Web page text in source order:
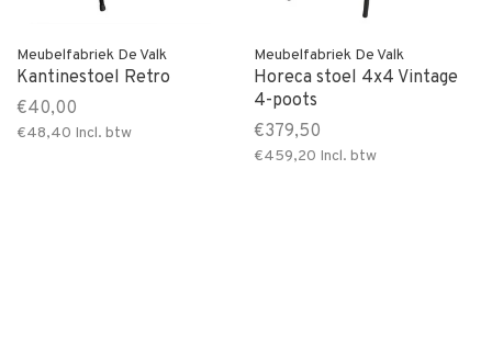
Meubelfabriek De Valk
Kantinestoel Retro
€40,00
€48,40 Incl. btw
Meubelfabriek De Valk
Horeca stoel 4x4 Vintage
4-poots
€379,50
€459,20 Incl. btw